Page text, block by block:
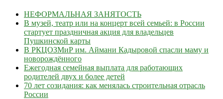
НЕФОРМАЛЬНАЯ ЗАНЯТОСТЬ
В музей, театр или на концерт всей семьей: в России
стартует праздничная акция для владельцев
Пушкинской карты
В РКЦОЗМиР им. Аймани Кадыровой спасли маму и
новорождённого
Ежегодная семейная выплата для работающих
родителей двух и более детей
70 лет созидания: как менялась строительная отрасль
России